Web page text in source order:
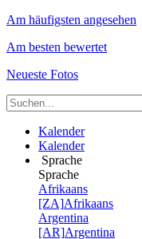
Am häufigsten angesehen
Am besten bewertet
Neueste Fotos
Kalender
Kalender
Sprache
Sprache
Afrikaans
[ZA]Afrikaans
Argentina
[AR]Argentina